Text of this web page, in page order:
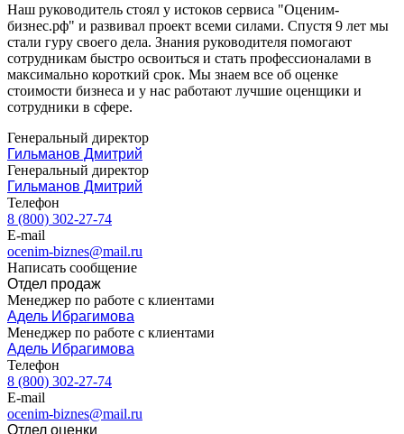
Наш руководитель стоял у истоков сервиса "Оценим-
бизнес.рф" и развивал проект всеми силами. Спустя 9 лет мы
стали гуру своего дела. Знания руководителя помогают
сотрудникам быстро освоиться и стать профессионалами в
максимально короткий срок. Мы знаем все об оценке
стоимости бизнеса и у нас работают лучшие оценщики и
сотрудники в сфере.
Генеральный директор
Гильманов Дмитрий
Генеральный директор
Гильманов Дмитрий
Телефон
8 (800) 302-27-74
E-mail
ocenim-biznes@mail.ru
Написать сообщение
Отдел продаж
Менеджер по работе с клиентами
Адель Ибрагимова
Менеджер по работе с клиентами
Адель Ибрагимова
Телефон
8 (800) 302-27-74
E-mail
ocenim-biznes@mail.ru
Отдел оценки
Великий Устюг
Вельск
Верещагино
Верхний Уфалей
Верхняя Пышма
Видное
Владивосток
Владикавказ
Владимир
Волгоград
Волгодонск
Волжск
Волжский
Вологда
Волоколамск
Волосово
Волхов
Вольск
Воркута